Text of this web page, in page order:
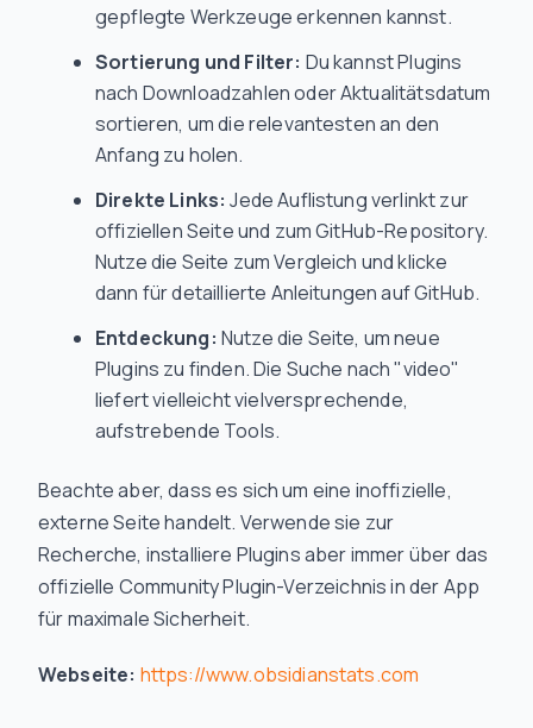
gepflegte Werkzeuge erkennen kannst.
Sortierung und Filter: Du kannst Plugins
nach Downloadzahlen oder Aktualitätsdatum
sortieren, um die relevantesten an den
Anfang zu holen.
Direkte Links: Jede Auflistung verlinkt zur
offiziellen Seite und zum GitHub-Repository.
Nutze die Seite zum Vergleich und klicke
dann für detaillierte Anleitungen auf GitHub.
Entdeckung: Nutze die Seite, um neue
Plugins zu finden. Die Suche nach "video"
liefert vielleicht vielversprechende,
aufstrebende Tools.
Beachte aber, dass es sich um eine inoffizielle,
externe Seite handelt. Verwende sie zur
Recherche, installiere Plugins aber immer über das
offizielle Community Plugin-Verzeichnis in der App
für maximale Sicherheit.
Webseite: https://www.obsidianstats.com